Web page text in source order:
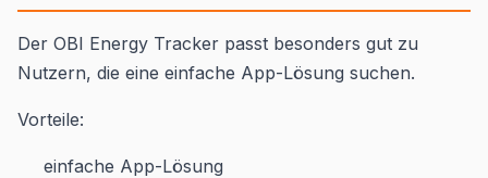
Der OBI Energy Tracker passt besonders gut zu
Nutzern, die eine einfache App-Lösung suchen.
Vorteile:
einfache App-Lösung